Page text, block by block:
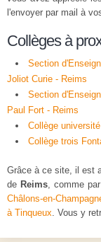
l'envoyer par mail à
Collèges à
Section
Joliot Curie - Reims
Section
Paul Fort - Reims
Collège
Collège trois
Grâce à ce site, il est
de Reims, comme
Châlons-en-
à Tinqueux. Vous y